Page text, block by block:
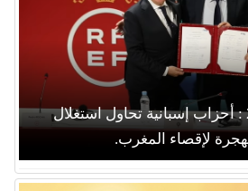
كأس العالم 2030 : أحزاب إسبانية تحاول استغلال
لإقصاء المغرب.